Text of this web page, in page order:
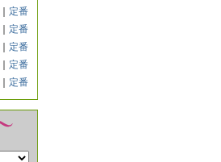
定番
定番
定番
定番
定番